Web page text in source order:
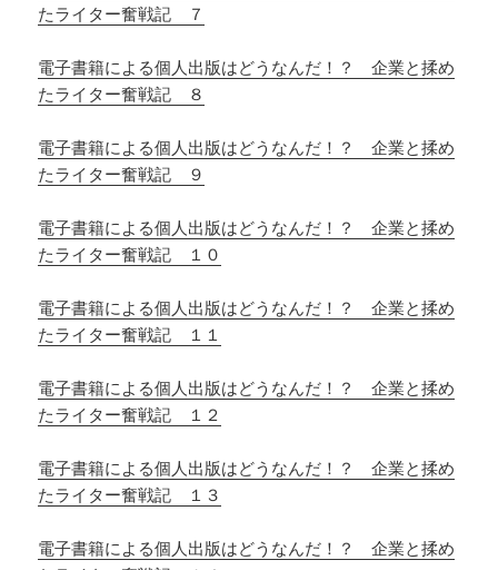
たライター奮戦記 ７
電子書籍による個人出版はどうなんだ！？ 企業と揉め
たライター奮戦記 ８
電子書籍による個人出版はどうなんだ！？ 企業と揉め
たライター奮戦記 ９
電子書籍による個人出版はどうなんだ！？ 企業と揉め
たライター奮戦記 １０
電子書籍による個人出版はどうなんだ！？ 企業と揉め
たライター奮戦記 １１
電子書籍による個人出版はどうなんだ！？ 企業と揉め
たライター奮戦記 １２
電子書籍による個人出版はどうなんだ！？ 企業と揉め
たライター奮戦記 １３
電子書籍による個人出版はどうなんだ！？ 企業と揉め